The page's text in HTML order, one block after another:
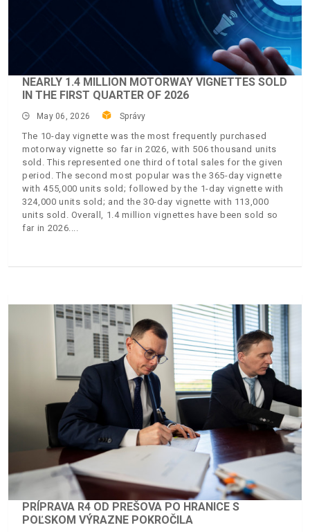
NEARLY 1.4 MILLION MOTORWAY VIGNETTES SOLD
IN THE FIRST QUARTER OF 2026
May 06, 2026 Správy
The 10-day vignette was the most frequently purchased
motorway vignette so far in 2026, with 506 thousand units
sold. This represented one third of total sales for the given
period. The second most popular was the 365-day vignette
with 455,000 units sold; followed by the 1-day vignette with
324,000 units sold; and the 30-day vignette with 113,000
units sold. Overall, 1.4 million vignettes have been sold so
far in 2026.
PRÍPRAVA R4 OD PREŠOVA PO HRANICE S
POĽSKOM VÝRAZNE POKROČILA